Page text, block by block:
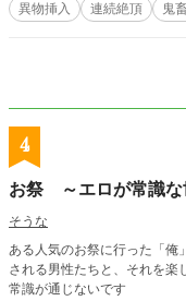
異物挿入
連続絶頂 鬼
4
お祭 ～エロが常識な
そうな
ある人気のお祭に行った「俺
される男性たちと、それを
常識が通じないです